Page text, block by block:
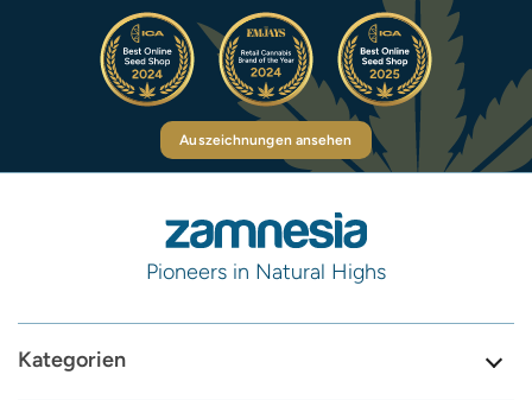
Auszeichnungen ansehen
Pioneers in Natural Highs
Kategorien